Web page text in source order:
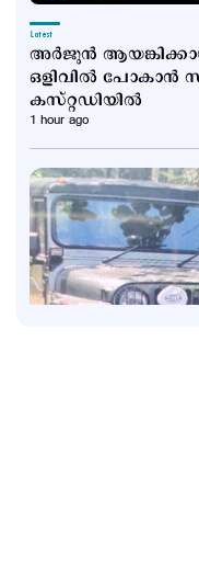
Latest
അര്‍ജുന്‍
ഒളിവില്‍ പോകാന്‍
കസ്റ്റഡിയില്‍
1 hour ago